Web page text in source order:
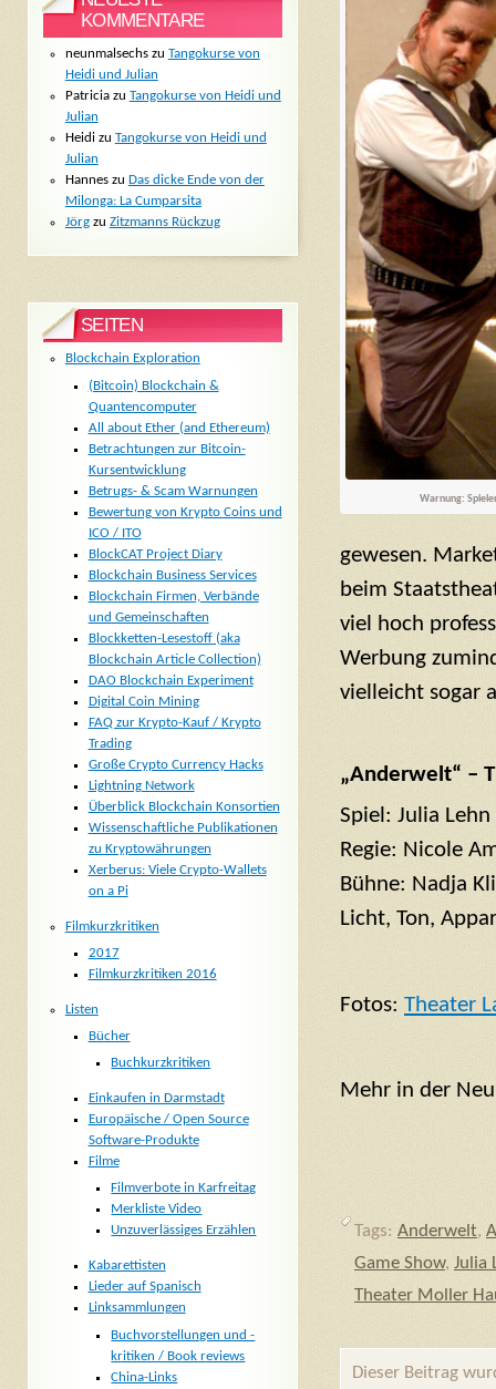
Warnung:
gewesen.
beim
viel hoch
Werbung
vielleicht sogar
„Anderwelt“ –
Spiel: Julia
Regie: Nicole
Bühne: Nadja
Licht, Ton,
Fotos: Theater
Mehr in der
Tags: Anderwelt,
Game Show, Julia
Theater Moller
Dieser Beitrag
KOMMENTARE
neunmalsechszu Tangokurse von
Heidi und Julian
Patriciazu Tangokurse von Heidi und
Julian
Heidizu Tangokurse von Heidi und
Julian
Hanneszu Das dicke Ende von der
Milonga: La Cumparsita
Jörgzu Zitzmanns Rückzug
SEITEN
Blockchain Exploration
(Bitcoin) Blockchain &
Quantencomputer
All about Ether (and Ethereum)
Betrachtungen zur Bitcoin-
Kursentwicklung
Betrugs- & Scam Warnungen
Bewertung von Krypto Coins und
ICO / ITO
BlockCAT Project Diary
Blockchain Business Services
Blockchain Firmen, Verbände
und Gemeinschaften
Blockketten-Lesestoff (aka
Blockchain Article Collection)
DAO Blockchain Experiment
Digital Coin Mining
FAQ zur Krypto-Kauf / Krypto
Trading
Große Crypto Currency Hacks
Lightning Network
Überblick Blockchain Konsortien
Wissenschaftliche Publikationen
zu Kryptowährungen
Xerberus: Viele Crypto-Wallets
on a Pi
Filmkurzkritiken
2017
Filmkurzkritiken 2016
Listen
Bücher
Buchkurzkritiken
Einkaufen in Darmstadt
Europäische / Open Source
Software-Produkte
Filme
Filmverbote in Karfreitag
Merkliste Video
Unzuverlässiges Erzählen
Kabarettisten
Lieder auf Spanisch
Linksammlungen
Buchvorstellungen und -
kritiken / Book reviews
China-Links